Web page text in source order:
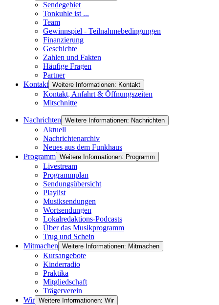
Sendegebiet
Tonkuhle ist ...
Team
Gewinnspiel - Teilnahmebedingungen
Finanzierung
Geschichte
Zahlen und Fakten
Häufige Fragen
Partner
Kontakt Weitere Informationen: Kontakt
Kontakt, Anfahrt & Öffnungszeiten
Mitschnitte
Nachrichten Weitere Informationen: Nachrichten
Aktuell
Nachrichtenarchiv
Neues aus dem Funkhaus
Programm Weitere Informationen: Programm
Livestream
Programmplan
Sendungsübersicht
Playlist
Musiksendungen
Wortsendungen
Lokalredaktions-Podcasts
Über das Musikprogramm
Trug und Schein
Mitmachen Weitere Informationen: Mitmachen
Kursangebote
Kinderradio
Praktika
Mitgliedschaft
Trägerverein
Wir Weitere Informationen: Wir